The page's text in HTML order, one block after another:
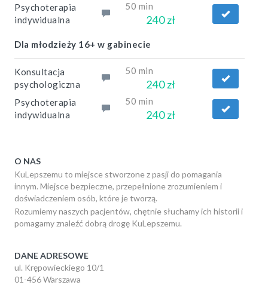
Psychoterapia
indywidualna
50 min
240 zł
Dla młodzieży 16+ w gabinecie
Konsultacja
psychologiczna
50 min
240 zł
Psychoterapia
indywidualna
50 min
240 zł
O NAS
KuLepszemu to miejsce stworzone z pasji do pomagania
innym. Miejsce bezpieczne, przepełnione zrozumieniem i
doświadczeniem osób, które je tworzą.
Rozumiemy naszych pacjentów, chętnie słuchamy ich historii i
pomagamy znaleźć dobrą drogę KuLepszemu.
DANE ADRESOWE
ul. Krępowieckiego 10/1
01-456 Warszawa